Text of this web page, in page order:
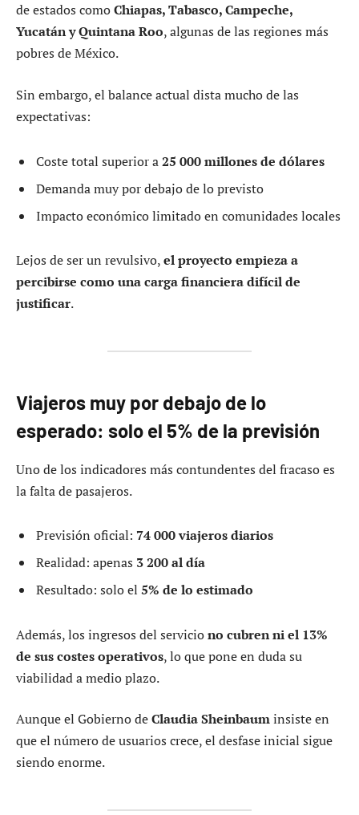
de estados comoChiapas, Tabasco, Campeche,
Yucatán y Quintana Roo, algunas de las regiones más
pobres de México.
Sin embargo, el balance actual dista mucho de las
expectativas:
Coste total superior a25 000 millones de dólares
Demanda muy por debajo de lo previsto
Impacto económico limitado en comunidades locales
Lejos de ser un revulsivo,el proyecto empieza a
percibirse como una carga financiera difícil de
justificar.
Viajeros muy por debajo de lo
esperado: solo el 5% de la previsión
Uno de los indicadores más contundentes del fracaso es
la falta de pasajeros.
Previsión oficial: 74 000 viajeros diarios
Realidad: apenas 3 200 al día
Resultado: solo el 5% de lo estimado
Además, los ingresos del serviciono cubren ni el 13%
de sus costes operativos, lo que pone en duda su
viabilidad a medio plazo.
Aunque el Gobierno deClaudia Sheinbauminsiste en
que el número de usuarios crece, el desfase inicial sigue
siendo enorme.